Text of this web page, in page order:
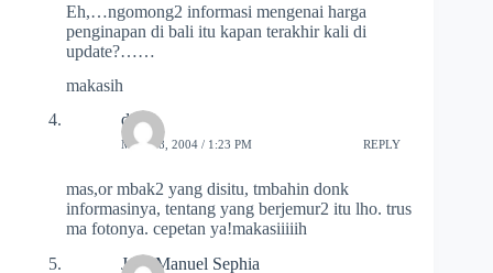
Eh,…ngomong2 informasi mengenai harga
penginapan di bali itu kapan terakhir kali di
update?……
makasih
dewi
MAY 28, 2004 / 1:23 PM REPLY
mas,or mbak2 yang disitu, tmbahin donk
informasinya, tentang yang berjemur2 itu lho. trus
ma fotonya. cepetan ya!makasiiiiih
Jose Manuel Sephia